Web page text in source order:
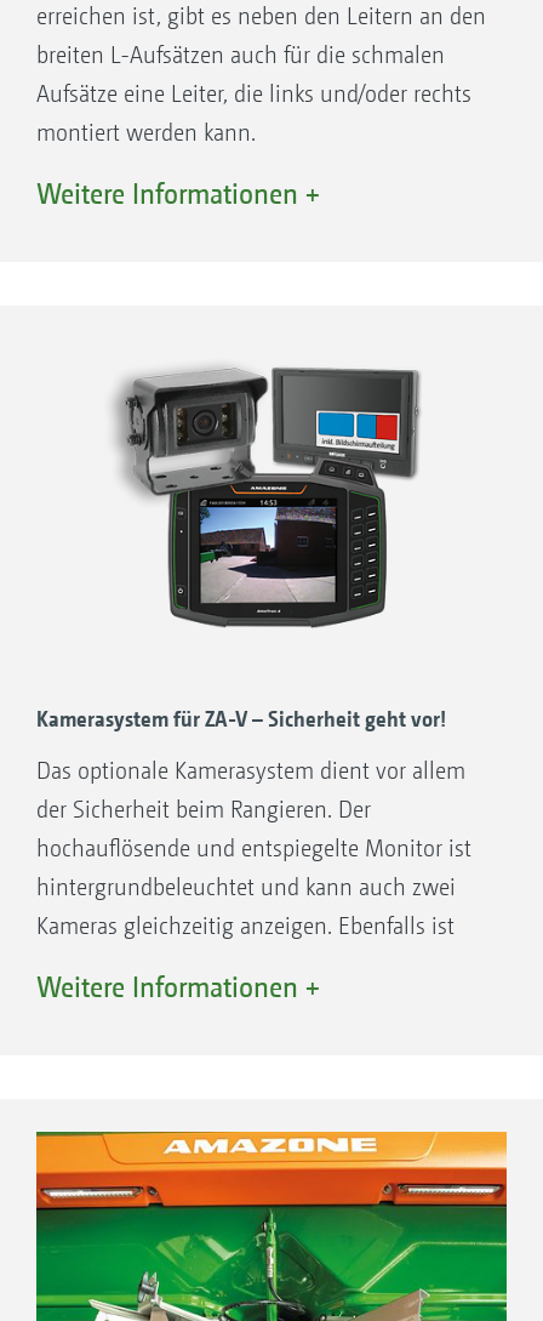
erreichen ist, gibt es neben den Leitern an den
breiten L-Aufsätzen auch für die schmalen
Aufsätze eine Leiter, die links und/oder rechts
montiert werden kann.
Weitere Informationen +
Kamerasystem für ZA-V – Sicherheit geht vor!
Das optionale Kamerasystem dient vor allem
der Sicherheit beim Rangieren. Der
hochauflösende und entspiegelte Monitor ist
hintergrundbeleuchtet und kann auch zwei
Kameras gleichzeitig anzeigen. Ebenfalls ist
ISOBUS-Terminal mit analogem Videoeingang
alternativ angezeigt werden
Weitere Informationen +